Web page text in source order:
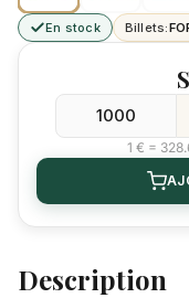
En stock Billets:
1 € =
Description